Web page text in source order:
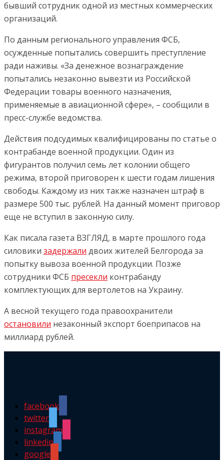
бывший сотрудник одной из местных коммерческих
организаций.
По данным регионального управления ФСБ,
осужденные попытались совершить преступление
ради наживы. «За денежное вознаграждение
попытались незаконно вывезти из Российской
Федерации товары военного назначения,
применяемые в авиационной сфере», – сообщили в
пресс-службе ведомства.
Действия подсудимых квалифицированы по статье о
контрабанде военной продукции. Один из
фигурантов получил семь лет колонии общего
режима, второй приговорен к шести годам лишения
свободы. Каждому из них также назначен штраф в
размере 500 тыс. рублей. На данный момент приговор
еще не вступил в законную силу.
Как писала газета ВЗГЛЯД, в марте прошлого года
силовики задержали двоих жителей Белгорода за
попытку вывоза военной продукции. Позже
сотрудники ФСБ пресекли контрабанду
комплектующих для вертолетов на Украину.
А весной текущего года правоохранители
остановили незаконный экспорт боеприпасов на
миллиард рублей.
facebook
twitter
instagram
linkedin
google